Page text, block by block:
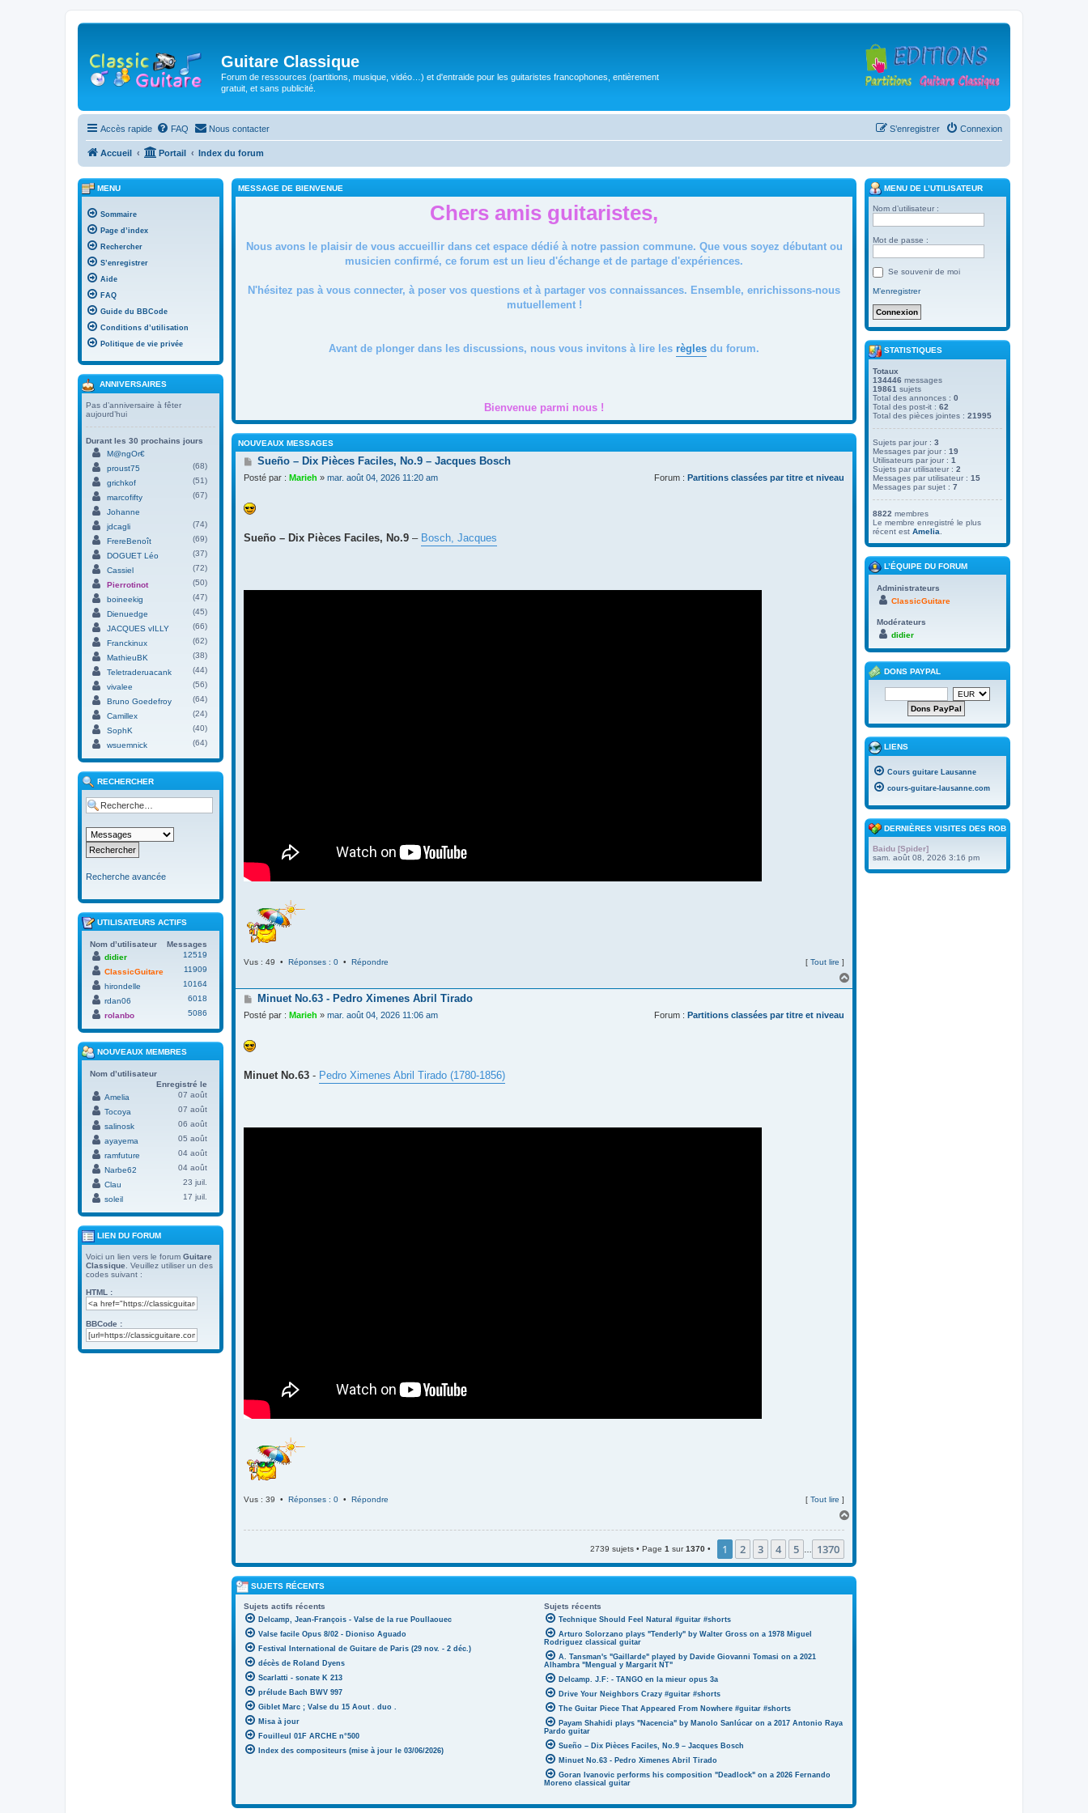
Guitare Classique
Forum de ressources (partitions, musique, vidéo…) et d'entraide pour les guitaristes francophones, entièrement
gratuit, et sans publicité.
Accès rapide FAQ Nous contacter Connexion
S’enregistrer
Accueil Portail Index du forum
MESSAGE DE BIENVENUE
Chers amis guitaristes,
Nous avons le plaisir de vous accueillir dans cet espace dédié à notre passion commune. Que vous soyez débutant ou
musicien confirmé, ce forum est un lieu d'échange et de partage d'expériences.
N'hésitez pas à vous connecter, à poser vos questions et à partager vos connaissances. Ensemble, enrichissons-nous
mutuellement !
Avant de plonger dans les discussions, nous vous invitons à lire les règles du forum.
Bienvenue parmi nous !
NOUVEAUX MESSAGES
M
s
a
g
Sueño – Dix Pièces Faciles, No.9 – Jacques Bosch
Posté par : Marieh » mar. août 04, 2026 11:20 am Forum : Partitions classées par titre et niveau
Sueño – Dix Pièces Faciles, No.9 – Bosch, Jacques
Vus : 49 • Réponses : 0 • Répondre [ Tout lire ]
a
M
s
a
g
Minuet No.63 - Pedro Ximenes Abril Tirado
Posté par : Marieh » mar. août 04, 2026 11:06 am Forum : Partitions classées par titre et niveau
Minuet No.63 - Pedro Ximenes Abril Tirado (1780-1856)
Vus : 39 • Réponses : 0 • Répondre [ Tout lire ]
2739 sujets • Page 1 sur1370 • 1 2 3 4 5 1370
SUJETS RÉCENTS
Sujets actifs récents Sujets récents
Delcamp, Jean-François - Valse de la rue Poullaouec
Valse facile Opus 8/02 - Dioniso Aguado
Festival International de Guitare de Paris (29 nov. - 2 déc.)
décès de Roland Dyens
Scarlatti - sonate K 213
prélude Bach BWV 997
Giblet Marc ; Valse du 15 Aout . duo .
Misa à jour
Fouilleul 01F ARCHE n°500
Index des compositeurs (mise à jour le 03/06/2026)
Technique Should Feel Natural #guitar #shorts
Arturo Solorzano plays "Tenderly" by Walter Gross on a 1978 Miguel
Rodriguez classical guitar
A. Tansman's "Gaillarde" played by Davide Giovanni Tomasi on a 2021
Alhambra "Mengual y Margarit NT"
Delcamp. J.F: - TANGO en la mieur opus 3a
Drive Your Neighbors Crazy #guitar #shorts
The Guitar Piece That Appeared From Nowhere #guitar #shorts
Payam Shahidi plays "Nacencia" by Manolo Sanlúcar on a 2017 Antonio Raya
Pardo guitar
Sueño – Dix Pièces Faciles, No.9 – Jacques Bosch
Minuet No.63 - Pedro Ximenes Abril Tirado
Goran Ivanovic performs his composition "Deadlock" on a 2026 Fernando
Moreno classical guitar
MENU
Sommaire
Page d’index
Rechercher
S’enregistrer
Aide
FAQ
Guide du BBCode
Conditions d’utilisation
Politique de vie privée
ANNIVERSAIRES
Pas d’anniversaire à fêter
aujourd’hui
Durant les 30 prochains jours
M@ngOr€
proust75
(68)
grichkof
(51)
marcofifty
(67)
Johanne
jdcagli
(74)
FrereBenoît
(69)
DOGUET Léo
(37)
Cassiel
(72)
Pierrotinot
(50)
boineekig
(47)
Dienuedge
(45)
JACQUES vILLY
(66)
Franckinux
(62)
MathieuBK
(38)
Teletraderuacank
(44)
vivalee
(56)
Bruno Goedefroy
(64)
Camillex
(24)
SophK
(40)
wsuemnick
(64)
RECHERCHER
Recherche avancée
UTILISATEURS ACTIFS
Nom d’utilisateur
Messages
didier
12519
ClassicGuitare
11909
hirondelle
10164
rdan06
6018
rolanbo
5086
NOUVEAUX MEMBRES
Nom d’utilisateur
Enregistré le
Amelia
07 août
Tocoya
07 août
salinosk
06 août
ayayema
05 août
ramfuture
04 août
Narbe62
04 août
Clau
23 juil.
soleil
17 juil.
LIEN DU FORUM
Voici un lien vers le forum Guitare
Classique . Veuillez utiliser un des
codes suivant :
HTML :
BBCode :
MENU DE L’UTILISATEUR
Nom d’utilisateur :
Mot de passe :
Se souvenir de moi
M’enregistrer
STATISTIQUES
Totaux
134446 messages
19861 sujets
Total des annonces : 0
Total des post-it : 62
Total des pièces jointes : 21995
Sujets par jour : 3
Messages par jour : 19
Utilisateurs par jour : 1
Sujets par utilisateur : 2
Messages par utilisateur : 15
Messages par sujet : 7
8822 membres
Le membre enregistré le plus
récent est Amelia
L’ÉQUIPE DU FORUM
Administrateurs
ClassicGuitare
Modérateurs
didier
DONS PAYPAL
LIENS
Cours guitare Lausanne
cours-guitare-lausanne.com
DERNIÈRES VISITES DES ROBOTS
Baidu [Spider]
sam. août 08, 2026 3:16 pm